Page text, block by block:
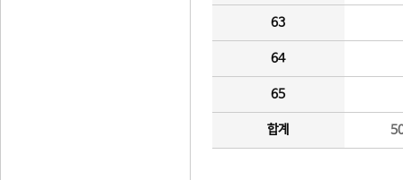
63
64
65
합계